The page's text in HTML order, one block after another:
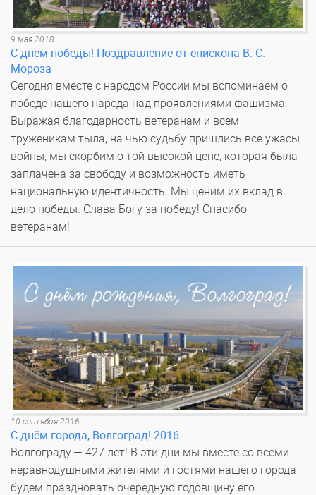
9 мая 2018
С днём победы! Поздравление от епископа В. С.
Мороза
Сегодня вместе с народом России мы вспоминаем о
победе нашего народа над проявлениями фашизма.
Выражая благодарность ветеранам и всем
труженикам тыла, на чью судьбу пришлись все ужасы
войны, мы скорбим о той высокой цене, которая была
заплачена за свободу и возможность иметь
национальную идентичность. Мы ценим их вклад в
дело победы. Слава Богу за победу! Спасибо
ветеранам!
10 сентября 2016
С днём города, Волгоград! 2016
Волгограду — 427 лет! В эти дни мы вместе со всеми
неравнодушными жителями и гостями нашего города
будем праздновать очередную годовщину его